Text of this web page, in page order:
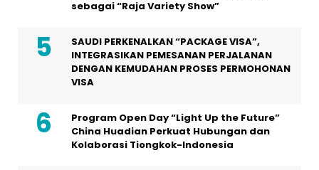
sebagai “Raja Variety Show”
SAUDI PERKENALKAN “PACKAGE VISA”,
INTEGRASIKAN PEMESANAN PERJALANAN
DENGAN KEMUDAHAN PROSES PERMOHONAN
VISA
Program Open Day “Light Up the Future”
China Huadian Perkuat Hubungan dan
Kolaborasi Tiongkok-Indonesia